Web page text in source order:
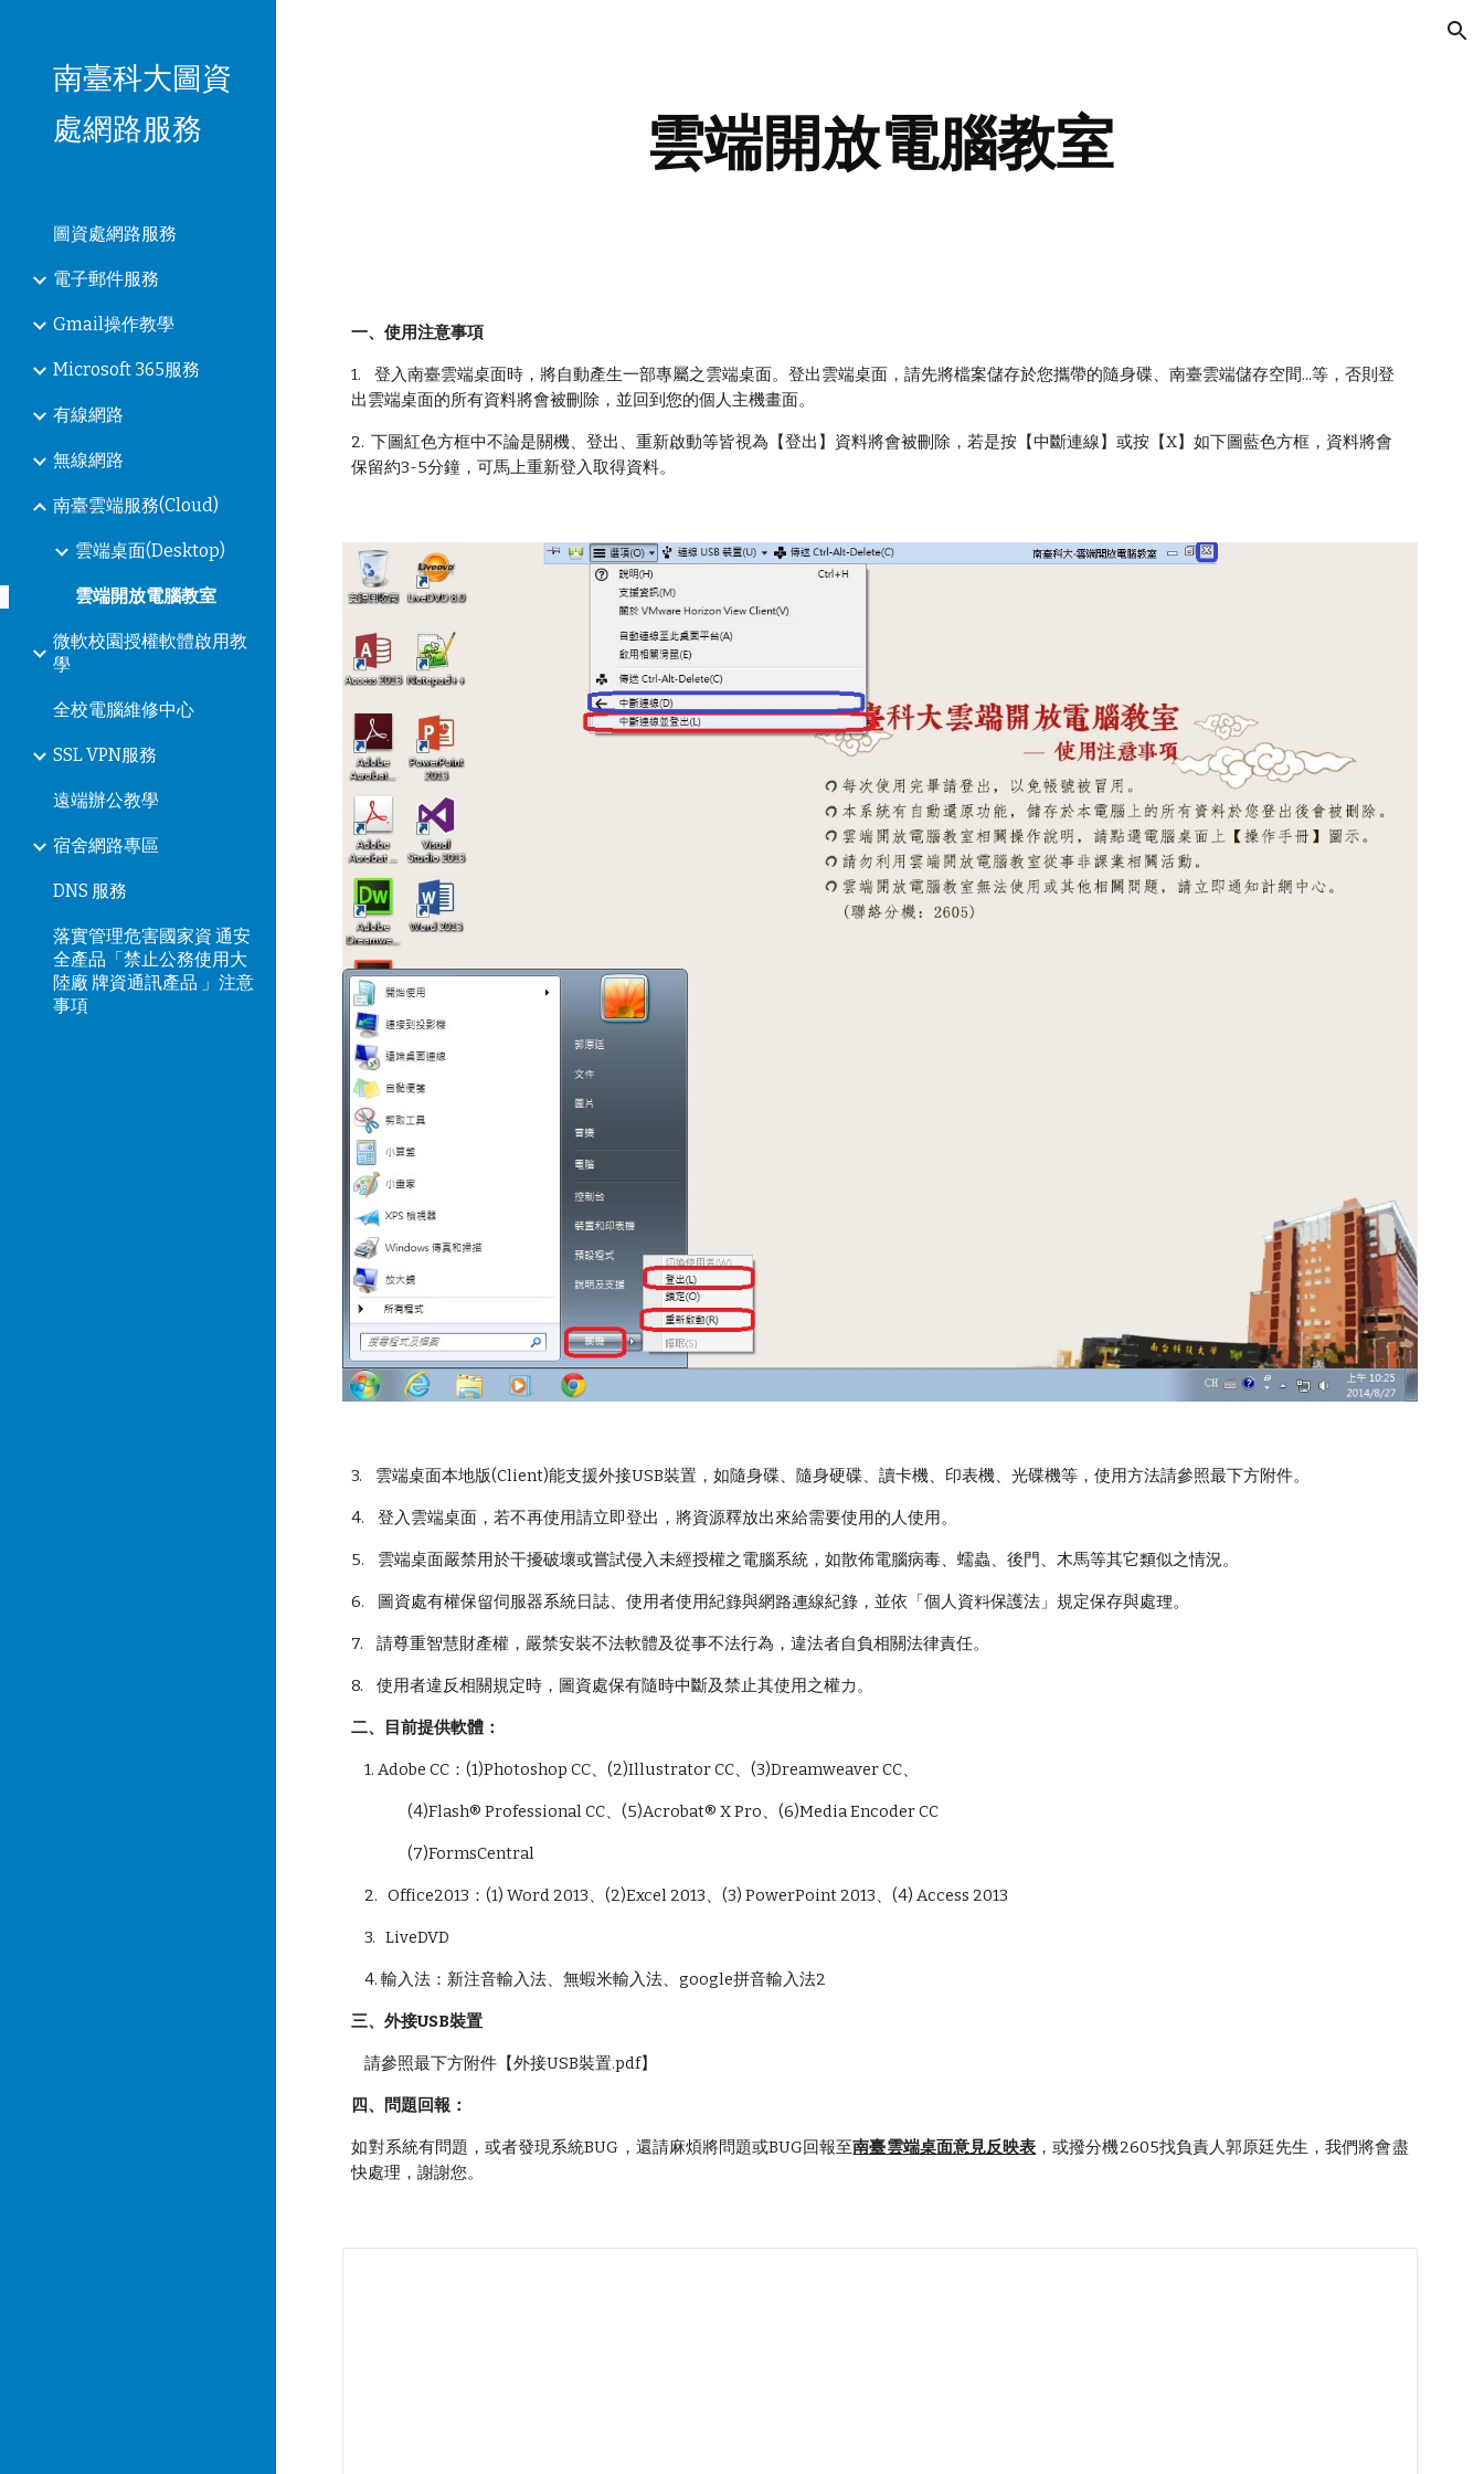
南臺科大圖資
處網路服務
圖資處網路服務
電子郵件服務
Gmail操作教學
Microsoft 365服務
有線網路
無線網路
南臺雲端服務(Cloud)
雲端桌面(Desktop)
雲端開放電腦教室
微軟校園授權軟體啟用教
學
全校電腦維修中心
SSL VPN服務
遠端辦公教學
宿舍網路專區
DNS 服務
落實管理危害國家資 通安
全產品「禁止公務使用大
陸廠 牌資通訊產品 」注意
事項
雲端開放電腦教室
一、使用注意事項
1. 登入南臺雲端桌面時，將自動產生一部專屬之雲端桌面。登出雲端桌面，請先將檔案儲存於您攜帶的隨身碟、南臺雲端儲存空間...等，否則登
出雲端桌面的所有資料將會被刪除，並回到您的個人主機畫面。
2. 下圖紅色方框中不論是關機、登出、重新啟動等皆視為【登出】資料將會被刪除，若是按【中斷連線】或按【X】如下圖藍色方框，資料將會
保留約3-5分鐘，可馬上重新登入取得資料。
3. 雲端桌面本地版(Client)能支援外接USB裝置，如隨身碟、隨身硬碟、讀卡機、印表機、光碟機等，使用方法請參照最下方附件。
4. 登入雲端桌面，若不再使用請立即登出，將資源釋放出來給需要使用的人使用。
5. 雲端桌面嚴禁用於干擾破壞或嘗試侵入未經授權之電腦系統，如散佈電腦病毒、蠕蟲、後門、木馬等其它類似之情況。
6. 圖資處有權保留伺服器系統日誌、使用者使用紀錄與網路連線紀錄，並依「個人資料保護法」規定保存與處理。
7. 請尊重智慧財產權，嚴禁安裝不法軟體及從事不法行為，違法者自負相關法律責任。
8. 使用者違反相關規定時， 圖資處保有隨時中斷及禁止其使用之權力。
二、目前提供軟體：
1. Adobe CC：(1)Photoshop CC、(2)Illustrator CC、(3)Dreamweaver CC、
(4)Flash® Professional CC、(5)Acrobat® X Pro、(6)Media Encoder CC
(7)FormsCentral
2. Office2013：(1) Word 2013、(2)Excel 2013、(3) PowerPoint 2013、(4) Access 2013
3. LiveDVD
4. 輸入法：新注音輸入法、無蝦米輸入法、google拼音輸入法2
三、外接USB裝置
請參照最下方附件【外接USB裝置.pdf】
四、問題回報：
如對系統有問題，或者發現系統BUG，還請麻煩將問題或BUG回報至南臺雲端桌面意見反映表 ，或撥分機2605找負責人郭原廷先生，我們將會盡
快處理，謝謝您。